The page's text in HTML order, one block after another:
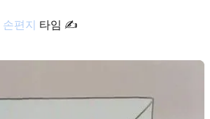
손편지 타임 ✍️